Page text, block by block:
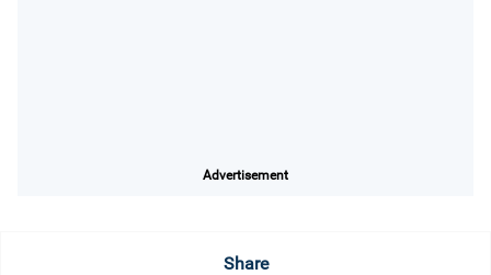
Advertisement
Share